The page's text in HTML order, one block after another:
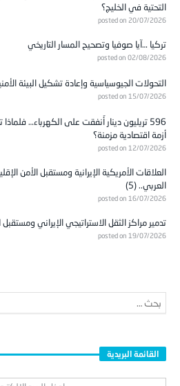
التحتية في الخليج؟
posted on 20/07/2026
تركيا …آيا صوفيا وتصحيح المسار التاريخي
posted on 02/08/2026
التحولات الجيوسياسية وإعادة تشكيل البيئة
posted on 15/07/2026
596 تريليون دينار أُنفقت على الكهرباء…
أزمة اقتصادية مزمنة؟
posted on 12/07/2026
العلاقات الأمريكية الإيرانية ومستقبل الأمن
العربي.. (5)
posted on 16/07/2026
تدمير مراكز الثقل الاستراتيجي الإيراني ومستقبل
posted on 19/07/2026
القائمة البريدية